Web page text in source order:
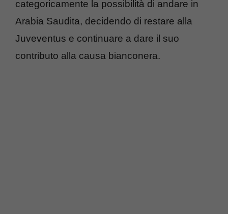
categoricamente la possibilità di andare in
Arabia Saudita, decidendo di restare alla
Juveventus e continuare a dare il suo
contributo alla causa bianconera.